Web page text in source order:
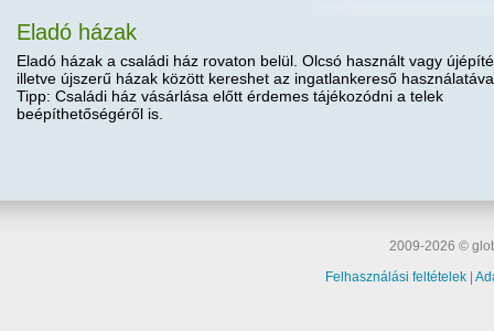
Eladó házak
Eladó házak a családi ház rovaton belül. Olcsó használt vagy
illetve újszerű házak között kereshet az ingatlankereső
Tipp: Családi ház vásárlása előtt érdemes tájékozódni a telek
beépíthetőségéről is.
2009-2026 ©
Felhasználási feltételek